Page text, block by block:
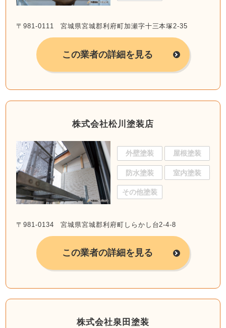
〒981-0111 宮城県宮城郡利府町加瀬字十三本塚2-35
この業者の詳細を見る
株式会社松川塗装店
外壁塗装 屋根塗装
防水塗装 室内塗装
その他塗装
〒981-0134 宮城県宮城郡利府町しらかし台2-4-8
この業者の詳細を見る
株式会社泉田塗装